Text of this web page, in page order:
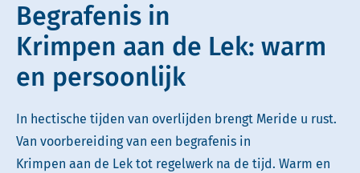
Begrafenis in
Krimpen aan de Lek: warm
en persoonlijk
In hectische tijden van overlijden brengt Meride u rust.
Van voorbereiding van een begrafenis in
Krimpen aan de Lek tot regelwerk na de tijd. Warm en